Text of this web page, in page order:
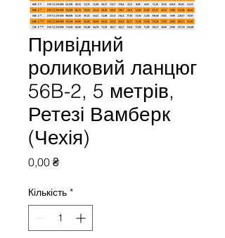
Привідний
роликовий ланцюг
56B-2, 5 метрів,
Ретезі Вамберк
(Чехія)
0,00 ₴Ціна
Кількість *